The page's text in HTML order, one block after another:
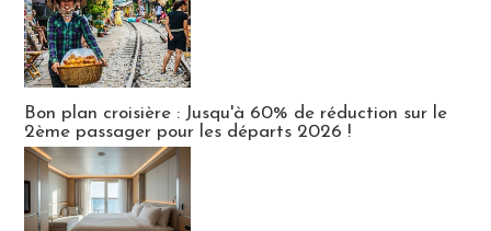
Bon plan croisière : Jusqu'à 60% de réduction sur le
2ème passager pour les départs 2026 !